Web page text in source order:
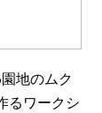
地のムク
るワークシ